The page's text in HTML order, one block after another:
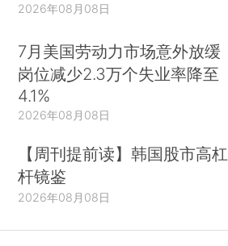
2026年08月08日
7月美国劳动力市场意外放缓
岗位减少2.3万个失业率降至
4.1%
2026年08月08日
【周刊提前读】韩国股市高杠
杆镜鉴
2026年08月08日